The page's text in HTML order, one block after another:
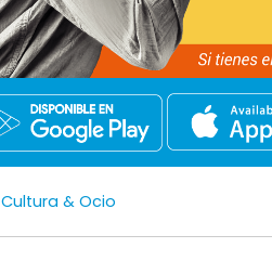
Cultura & Ocio